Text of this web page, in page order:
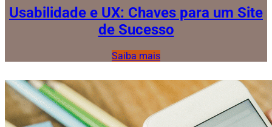
Usabilidade e UX: Chaves para um Site
de Sucesso
Saiba mais